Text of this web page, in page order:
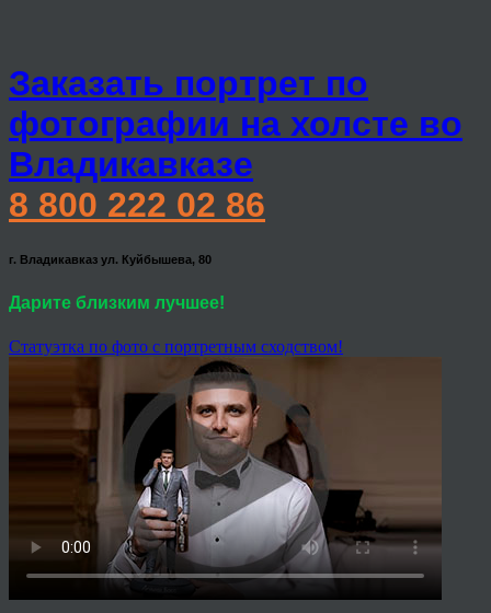
Заказать портрет по
фотографии на холсте во
Владикавказе
8 800 222 02 86
г. Владикавказ ул. Куйбышева, 80
Дарите близким лучшее!
Статуэтка по фото с портретным сходством!